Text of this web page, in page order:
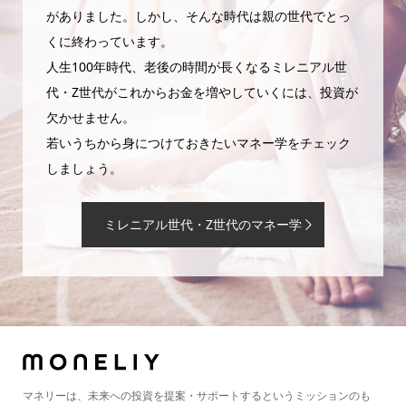
がありました。しかし、そんな時代は親の世代でとっ
くに終わっています。
人生100年時代、老後の時間が長くなるミレニアル世
代・Z世代がこれからお金を増やしていくには、投資が
欠かせません。
若いうちから身につけておきたいマネー学をチェック
しましょう。
ミレニアル世代・Z世代のマネー学
マネリーは、未来への投資を提案・サポートするというミッションのも